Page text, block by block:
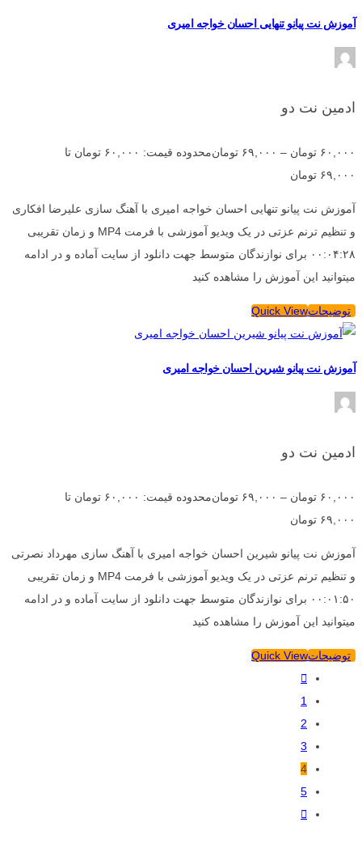
آموزش نت پیانو تنهایی احسان خواجه امیری
ادمین نت دو
۶۰,۰۰۰ تومان – ۶۹,۰۰۰ تومان
محدوده قیمت: ۶۰,۰۰۰ تومان تا
۶۹,۰۰۰ تومان
آموزش نت پیانو تنهایی احسان خواجه امیری با آهنگ سازی علیرضا افکاری
و تنظیم ترنم عزتی در یک ویدیو آموزشی با فرمت MP4 و زمان تقریبی
۰۰:۰۴:۲۸ برای نوازندگان متوسط جهت دانلود از سایت آماده و در ادامه
میتوانید این آموزش را مشاهده کنید
توضیحاتQuick View
آموزش نت پیانو شیرین احسان خواجه امیری
ادمین نت دو
۶۰,۰۰۰ تومان – ۶۹,۰۰۰ تومان
محدوده قیمت: ۶۰,۰۰۰ تومان تا
۶۹,۰۰۰ تومان
آموزش نت پیانو شیرین احسان خواجه امیری با آهنگ سازی مهرداد نصرتی
و تنظیم ترنم عزتی در یک ویدیو آموزشی با فرمت MP4 و زمان تقریبی
۰۰:۰۱:۵۰ برای نوازندگان متوسط جهت دانلود از سایت آماده و در ادامه
میتوانید این آموزش را مشاهده کنید
توضیحاتQuick View
1
2
3
4
5